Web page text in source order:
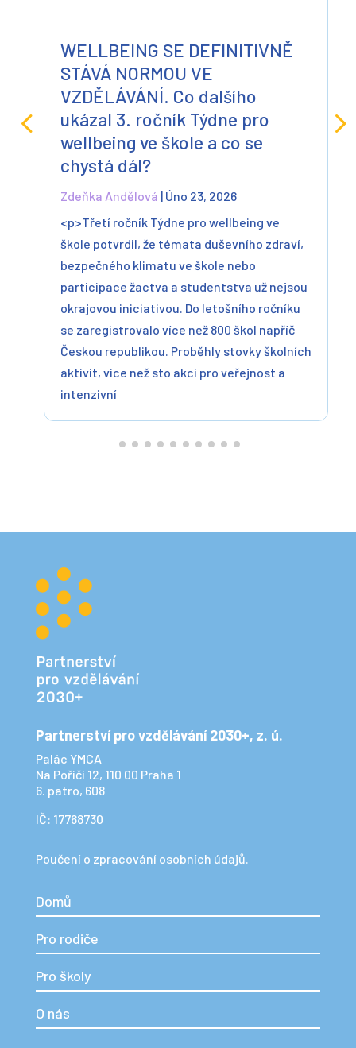
WELLBEING SE DEFINITIVNĚ
STÁVÁ NORMOU VE
VZDĚLÁVÁNÍ. Co dalšího
ukázal 3. ročník Týdne pro
wellbeing ve škole a co se
chystá dál?
Zdeňka Andělová | Úno 23, 2026
<p>Třetí ročník Týdne pro wellbeing ve
škole potvrdil, že témata duševního zdraví,
bezpečného klimatu ve škole nebo
participace žactva a studentstva už nejsou
okrajovou iniciativou. Do letošního ročníku
se zaregistrovalo více než 800 škol napříč
Českou republikou. Proběhly stovky školních
aktivit, více než sto akcí pro veřejnost a
intenzivní
Partnerství pro vzdělávání 2030+, z. ú.
Palác YMCA
Na Poříčí 12, 110 00 Praha 1
6. patro, 608
IČ: 17768730
Poučení o zpracování osobních údajů.
Domů
Pro rodiče
Pro školy
O nás